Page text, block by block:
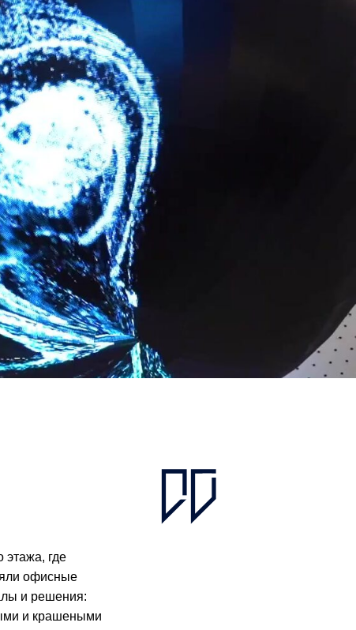
этажа, где
офисные
и решения:
и крашеными